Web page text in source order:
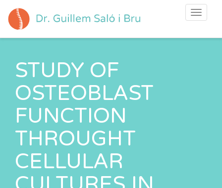
Toggle
STUDY OF
OSTEOBLAST
FUNCTION
THROUGHT
CELLULAR